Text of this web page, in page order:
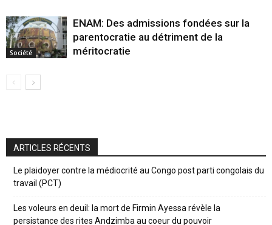
Société
ENAM: Des admissions fondées sur la
parentocratie au détriment de la
méritocratie
ARTICLES RÉCENTS
Le plaidoyer contre la médiocrité au Congo post parti congolais du
travail (PCT)
Les voleurs en deuil: la mort de Firmin Ayessa révèle la
persistance des rites Andzimba au coeur du pouvoir